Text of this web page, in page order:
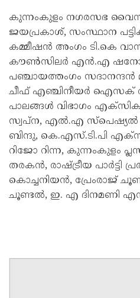
കുന്നംകുളം നഗരസഭ
ജയപ്രകാശ്, സംസ്ഥാന
കമ്മീഷൻ അംഗം ടി.കെ
കൗൺസിലർ എൻ.എ ഷനോഫ്,
പഞ്ചായത്തംഗം സദാനന്ദൻ
ചീഫ് എഞ്ചിനീയർ ഐസക്
പാലങ്ങൾ വിഭാഗം
സ്വപ്ന, എൽ.എ സ്പെഷ്യൽ
ബിന്ദു, കെ.എസ്.ടി.പി
റിജോ റിന്ന, കുന്നംകുളം
തരകൻ, രാഷ്ട്രീയ പാർട്ടി
കൊച്ചനിയൻ, പ്രേംരാജ്
ചൂണ്ടൽ, ഇ. എ ദിനമണി